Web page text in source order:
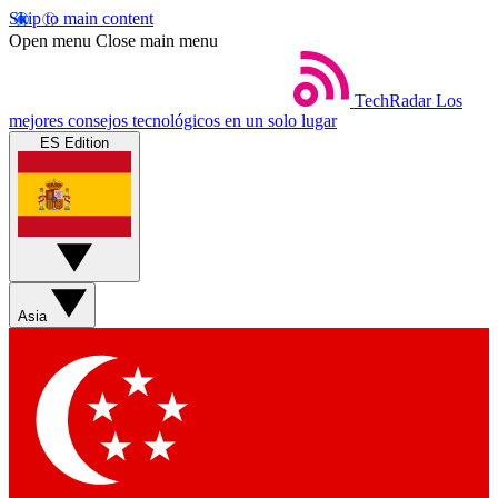
Skip to main content
Open menu Close main menu
TechRadar Los
mejores consejos tecnológicos en un solo lugar
ES Edition
Asia